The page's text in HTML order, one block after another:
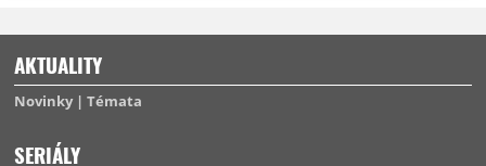
AKTUALITY
Novinky Témata
SERIÁLY